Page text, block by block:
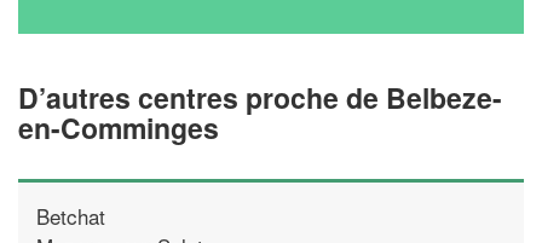
D’autres centres proche de Belbeze-
en-Comminges
Betchat